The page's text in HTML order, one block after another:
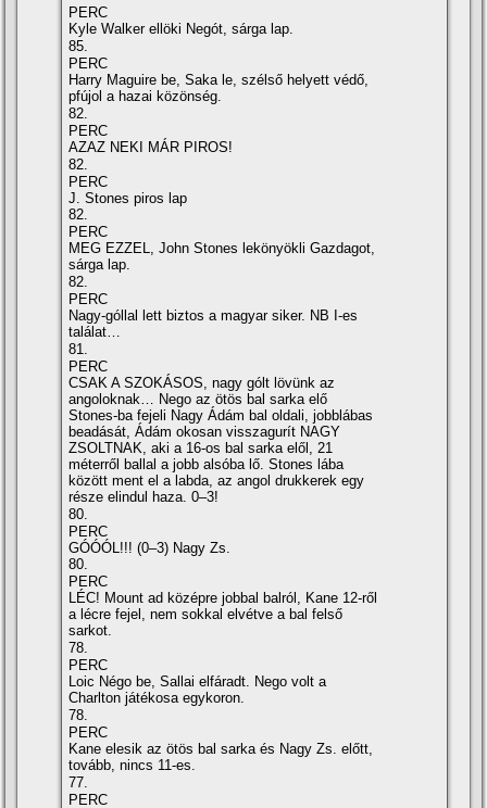
PERC
Kyle Walker ellöki Negót, sárga lap.
85.
PERC
Harry Maguire be, Saka le, szélső helyett védő,
pfújol a hazai közönség.
82.
PERC
AZAZ NEKI MÁR PIROS!
82.
PERC
J. Stones piros lap
82.
PERC
MEG EZZEL, John Stones lekönyökli Gazdagot,
sárga lap.
82.
PERC
Nagy-góllal lett biztos a magyar siker. NB I-es
találat…
81.
PERC
CSAK A SZOKÁSOS, nagy gólt lövünk az
angoloknak… Nego az ötös bal sarka elő
Stones-ba fejeli Nagy Ádám bal oldali, jobblábas
beadását, Ádám okosan visszagurít NAGY
ZSOLTNAK, aki a 16-os bal sarka elől, 21
méterről ballal a jobb alsóba lő. Stones lába
között ment el a labda, az angol drukkerek egy
része elindul haza. 0–3!
80.
PERC
GÓÓÓL!!! (0–3) Nagy Zs.
80.
PERC
LÉC! Mount ad középre jobbal balról, Kane 12-ről
a lécre fejel, nem sokkal elvétve a bal felső
sarkot.
78.
PERC
Loic Négo be, Sallai elfáradt. Nego volt a
Charlton játékosa egykoron.
78.
PERC
Kane elesik az ötös bal sarka és Nagy Zs. előtt,
tovább, nincs 11-es.
77.
PERC